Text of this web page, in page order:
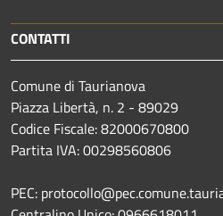
CONTATTI
Comune di Taurianova
Piazza Libertà, n. 2 - 89029
Codice Fiscale: 82000670800
Partita IVA: 00298560806
PEC: